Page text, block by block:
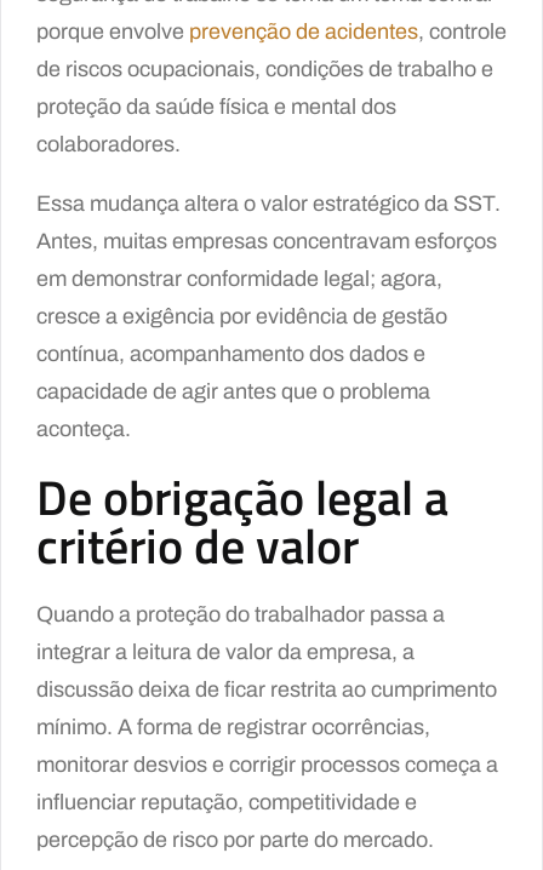
porque envolve prevenção de acidentes, controle
de riscos ocupacionais, condições de trabalho e
proteção da saúde física e mental dos
colaboradores.
Essa mudança altera o valor estratégico da SST.
Antes, muitas empresas concentravam esforços
em demonstrar conformidade legal; agora,
cresce a exigência por evidência de gestão
contínua, acompanhamento dos dados e
capacidade de agir antes que o problema
aconteça.
De obrigação legal a
critério de valor
Quando a proteção do trabalhador passa a
integrar a leitura de valor da empresa, a
discussão deixa de ficar restrita ao cumprimento
mínimo. A forma de registrar ocorrências,
monitorar desvios e corrigir processos começa a
influenciar reputação, competitividade e
percepção de risco por parte do mercado.